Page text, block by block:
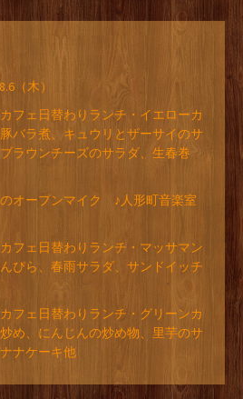
（木）
フェ日替わりランチ・イエローカ
バラ煮、キュウリとザーサイのサ
ラウンチーズのサラダ、生春巻
オープンマイク ♪人形町音楽室
フェ日替わりランチ・マッサマン
ぴら、春雨サラダ、サンドイッチ
フェ日替わりランチ・グリーンカ
め、にんじんの炒め物、里芋のサ
ナケーキ他